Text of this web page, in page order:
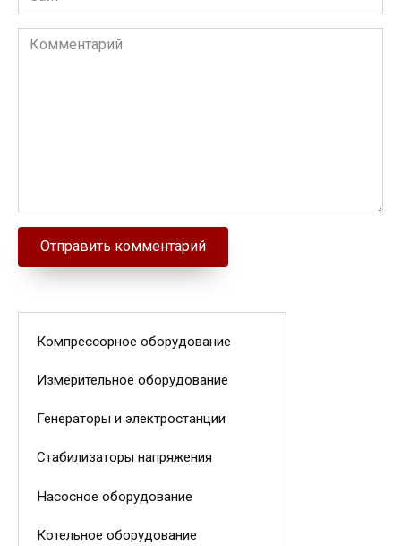
Комментарий
Компрессорное оборудование
Измерительное оборудование
Генераторы и электростанции
Стабилизаторы напряжения
Насосное оборудование
Котельное оборудование